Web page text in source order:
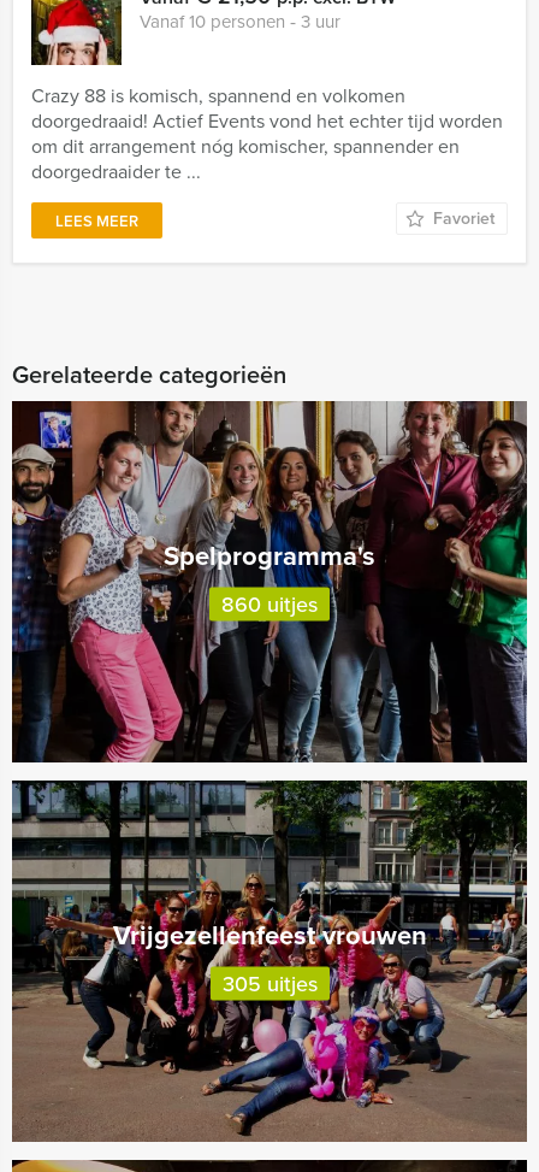
Vanaf 10 personen ‐ 3 uur
Crazy 88 is komisch, spannend en volkomen
doorgedraaid! Actief Events vond het echter tijd worden
om dit arrangement nóg komischer, spannender en
doorgedraaider te ...
LEES MEER Favoriet
Gerelateerde categorieën
Spelprogramma's
860 uitjes
Vrijgezellenfeest vrouwen
305 uitjes